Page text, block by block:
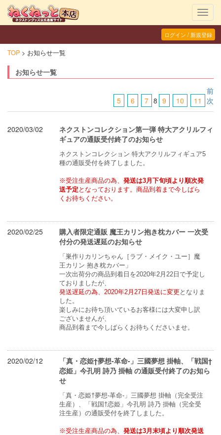
ログイン / 新規登録
TOP お知らせ一覧
お知らせ一覧
前
5
6 7 8 9 10 11 次
2020/03/02
ネクストンコレクション第一弾 特大アクリルフィ
ギュアの通販受付終了のお知らせ
ネクストンコレクション 特大アクリルフィギュア5
種の通販受付を終了しました。
※受注生産商品の為、 発送は3月下旬頃より順次発
送予定 となっております。商品到着まで今しばら
くお待ちください。
2020/02/25
購入者限定通販 魔王カリン抱き枕カバー 一次受
付分の発送遅延のお知らせ
「巣作りカリンちゃん［ラブ・メイク・ユー］魔
王カリン 抱き枕カバー」
一次出荷分の商品到着日を2020年2月22日で予定し
ておりましたが、
発送遅延の為、2020年2月27日発送に変更 となりま
した。
楽しみにお待ち頂いているお客様には大変申し訳
ございませんが、
商品到着まで今しばらくお待ちくださいませ。
2020/02/12
「真・恋姫†夢想-革命-」三國夢想 掛軸、「戦国†
恋姫」今孔明 詩乃 掛軸 の通販受付終了のお知ら
せ
「真・恋姫†夢想-革命-」三國夢想 掛軸（完全受注
生産）、「戦国†恋姫」今孔明 詩乃 掛軸（完全受
注生産）の通販受付を終了しました。
※受注生産商品の為、 発送は3月末頃より順次発送